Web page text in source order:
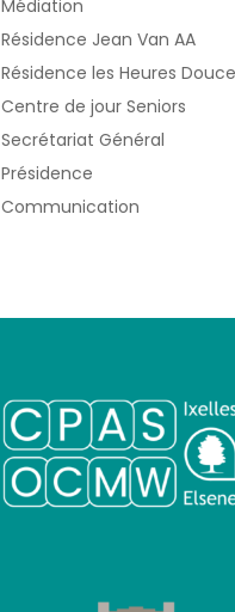
Médiation
Résidence Jean Van AA
Résidence les Heures
Centre de jour Seniors
Secrétariat Général
Présidence
Communication